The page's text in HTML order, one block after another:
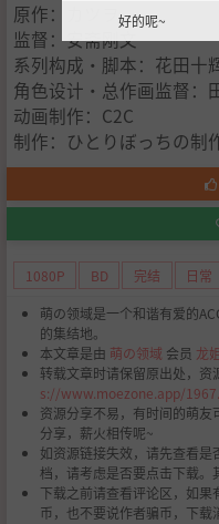
原作：カツヲ
监督：安斋刚文
系列构成・脚本：花田十
角色设计・总作画监督：
动画制作：C2C
制作：ひとりぼっちの制
1080P BD 完结 日常
萌の领域是一个和谐有爱的
的集结地。
本文章是由 萌の领域 会员 龙姐
转载文章时请保留原出处，资
s://www.moezone.app/
资源分享不易，有时间的萌
分享，薪火相传呢~
如资源链接失效，请先查看
档，请考虑是否要点击下载。
下载之前请查看评论区，如
币，也不要说作者骗币，下载
好的呢~